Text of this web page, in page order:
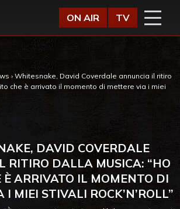
ON AIR TV
› Whitesnake, David Coverdale annuncia il ritiro
che è arrivato il momento di mettere via i miei
DAVID COVERDALE
RITIRO DALLA MUSICA: “HO
È ARRIVATO IL MOMENTO DI
I MIEI STIVALI ROCK’N’ROLL”